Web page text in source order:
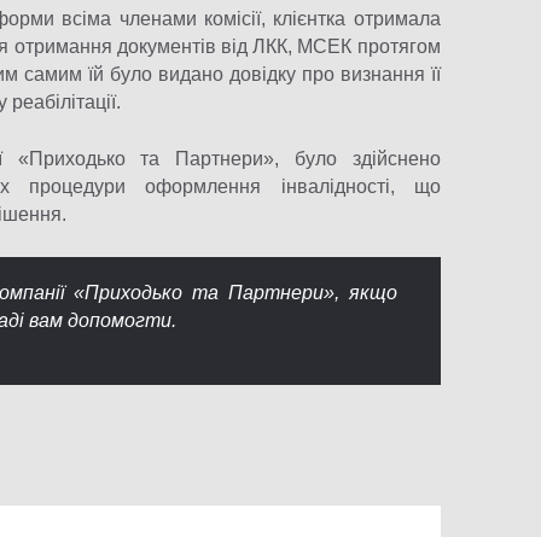
всіма членами комісії, клієнтка отримала
документів від ЛКК, МСЕК протягом
самим їй було видано довідку про визнання її
«Приходько та Партнери», було здійснено
процедури оформлення інвалідності, що
«Приходько та Партнери», якщо
вам допомогти.